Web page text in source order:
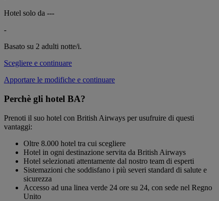
Hotel solo da ---
-
Basato su 2 adulti notte/i.
Scegliere e continuare
Apportare le modifiche e continuare
Perchè gli hotel BA?
Prenoti il suo hotel con British Airways per usufruire di questi
vantaggi:
Oltre 8.000 hotel tra cui scegliere
Hotel in ogni destinazione servita da British Airways
Hotel selezionati attentamente dal nostro team di esperti
Sistemazioni che soddisfano i più severi standard di salute e
sicurezza
Accesso ad una linea verde 24 ore su 24, con sede nel Regno
Unito